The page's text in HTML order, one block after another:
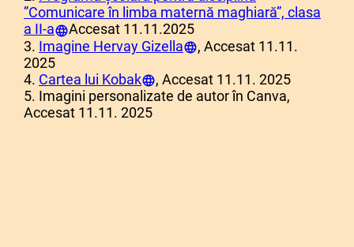
”Comunicare în limba maternă maghiară”, clasa
a II-a
Accesat 11.11.2025
3. Imagine Hervay Gizella
, Accesat 11.11.
2025
4. Cartea lui Kobak
, Accesat 11.11. 2025
5. Imagini personalizate de autor în Canva,
Accesat 11.11. 2025